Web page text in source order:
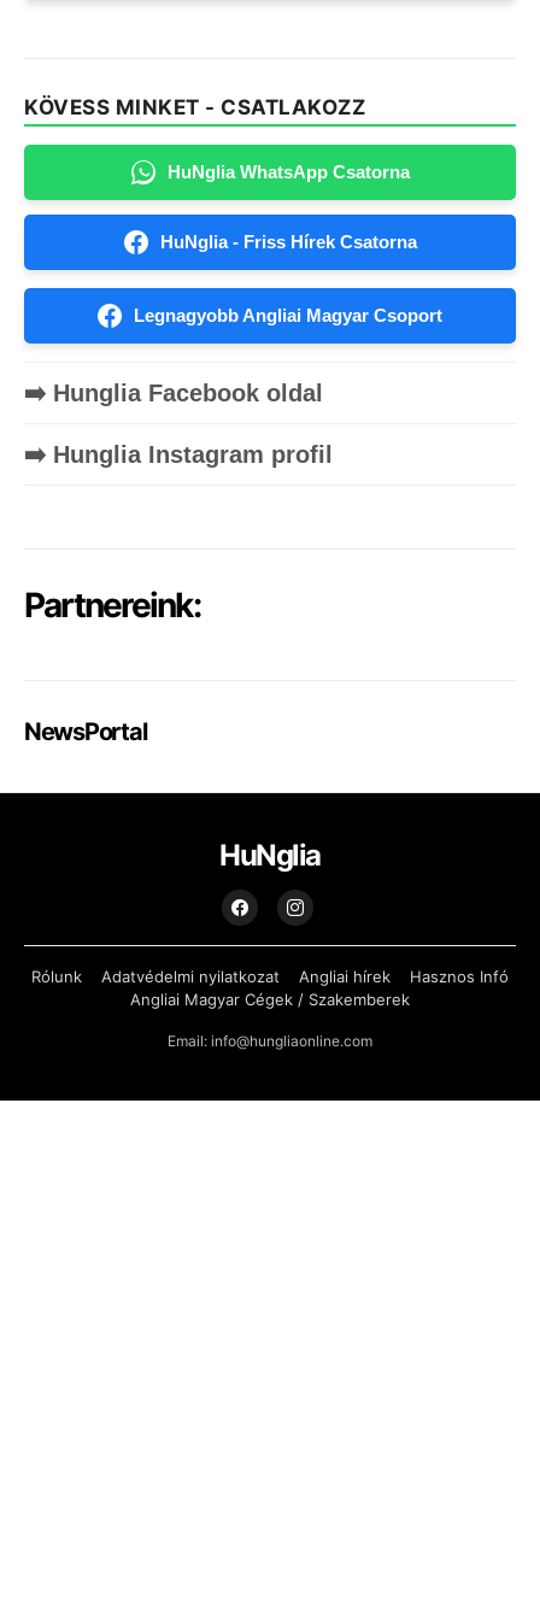
KÖVESS MINKET - CSATLAKOZZ
HuNglia WhatsApp Csatorna
HuNglia - Friss Hírek Csatorna
Legnagyobb Angliai Magyar Csoport
➡️ Hunglia Facebook oldal
➡️ Hunglia Instagram profil
Partnereink:
NewsPortal
HuNglia
Rólunk Adatvédelmi nyilatkozat Angliai hírek
Hasznos Infó
Angliai Magyar Cégek / Szakemberek
Email: info@hungliaonline.com